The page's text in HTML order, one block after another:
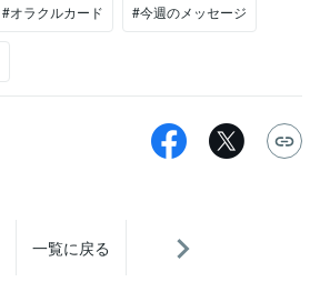
#オラクルカード #今週のメッセージ
一覧に戻る